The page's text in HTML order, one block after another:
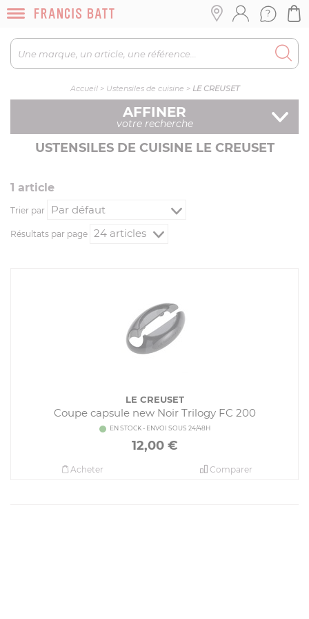
Accueil> Ustensiles de cuisine > LE CREUSET
AFFINER
votre recherche
USTENSILES DE CUISINE LE CREUSET
1 article
Trier par
Résultats par page
LE CREUSET
Coupe capsule new Noir Trilogy FC 200
EN STOCK - ENVOI SOUS 24/48H
12,00€
Comparer
Acheter